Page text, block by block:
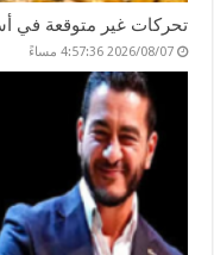
تحركات غير متوقعة في
2026/08/07 4:57:36 مساءً